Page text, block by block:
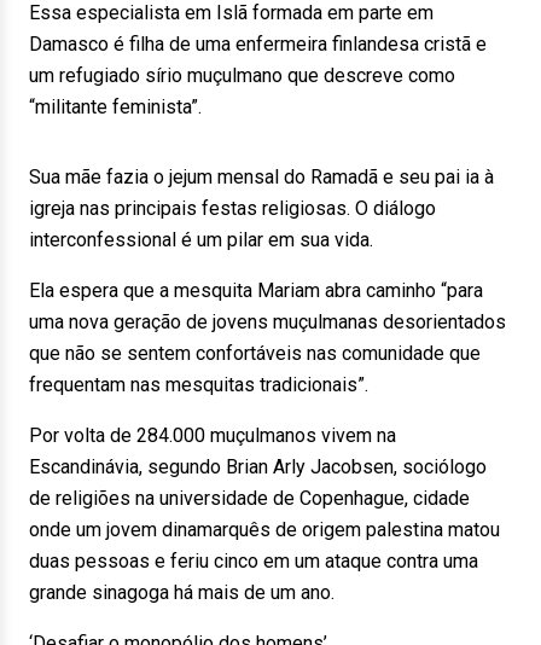
Essa especialista em Islã formada em parte em
Damasco é filha de uma enfermeira finlandesa cristã e
um refugiado sírio muçulmano que descreve como
“militante feminista”.
Sua mãe fazia o jejum mensal do Ramadã e seu pai ia à
igreja nas principais festas religiosas. O diálogo
interconfessional é um pilar em sua vida.
Ela espera que a mesquita Mariam abra caminho “para
uma nova geração de jovens muçulmanas desorientados
que não se sentem confortáveis nas comunidade que
frequentam nas mesquitas tradicionais”.
Por volta de 284.000 muçulmanos vivem na
Escandinávia, segundo Brian Arly Jacobsen, sociólogo
de religiões na universidade de Copenhague, cidade
onde um jovem dinamarquês de origem palestina matou
duas pessoas e feriu cinco em um ataque contra uma
grande sinagoga há mais de um ano.